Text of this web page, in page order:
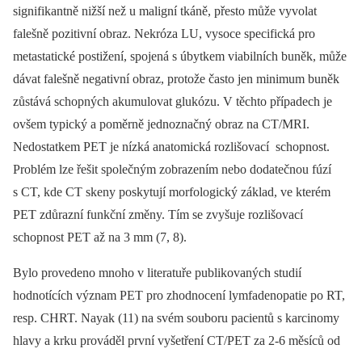
signifikantně nižší než u maligní tkáně, přesto může vyvolat
falešně pozitivní obraz. Nekróza LU, vysoce specifická pro
metastatické postižení, spojená s úbytkem viabilních buněk, může
dávat falešně negativní obraz, protože často jen minimum buněk
zůstává schopných akumulovat glukózu. V těchto případech je
ovšem typický a poměrně jednoznačný obraz na CT/MRI.
Nedostatkem PET je nízká anatomická rozlišovací schopnost.
Problém lze řešit společným zobrazením nebo dodatečnou fúzí
s CT, kde CT skeny poskytují morfologický základ, ve kterém
PET zdůrazní funkční změny. Tím se zvyšuje rozlišovací
schopnost PET až na 3 mm (7, 8).
Bylo provedeno mnoho v literatuře publikovaných studií
hodnotících význam PET pro zhodnocení lymfadenopatie po RT,
resp. CHRT. Nayak (11) na svém souboru pacientů s karcinomy
hlavy a krku prováděl první vyšetření CT/PET za 2-6 měsíců od